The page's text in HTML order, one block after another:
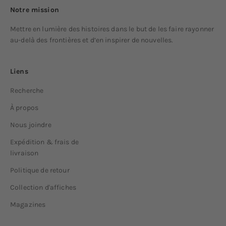
Notre mission
Mettre en lumière des histoires dans le but de les faire rayonner
au-delà des frontières et d’en inspirer de nouvelles.
Liens
Recherche
À propos
Nous joindre
Expédition & frais de
livraison
Politique de retour
Collection d'affiches
Magazines